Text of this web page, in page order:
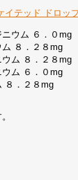
イテッド ドロッ
ウム ６．０mg
８．２８mg
ム ８．２８mg
ム ６．０mg
８．２８mg